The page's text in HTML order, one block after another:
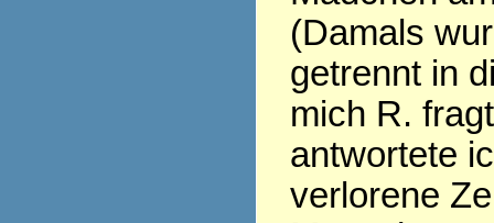
(Damals
getrennt in
mich R.
antwortete
verlorene